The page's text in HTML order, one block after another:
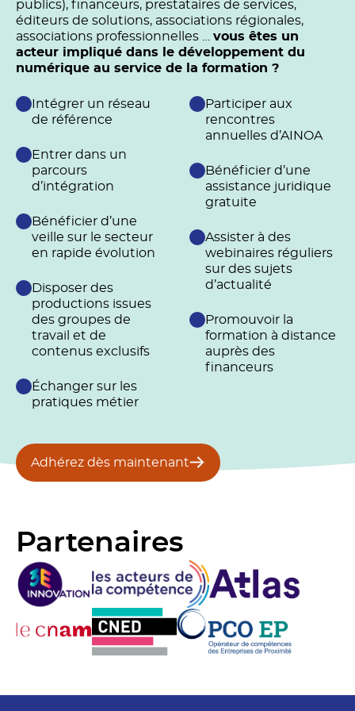
publics), financeurs, prestataires de services,
éditeurs de solutions, associations régionales,
associations professionnelles … vous êtes un
acteur impliqué dans le développement du
numérique au service de la formation ?
Intégrer un réseau
de référence
Entrer dans un
parcours
d’intégration
Bénéficier d’une
veille sur le secteur
en rapide évolution
Disposer des
productions issues
des groupes de
travail et de
contenus exclusifs
Échanger sur les
pratiques métier
Participer aux
rencontres
annuelles d’AINOA
Bénéficier d’une
assistance juridique
gratuite
Assister à des
webinaires réguliers
sur des sujets
d’actualité
Promouvoir la
formation à distance
auprès des
financeurs
Adhérez dès maintenant
Partenaires